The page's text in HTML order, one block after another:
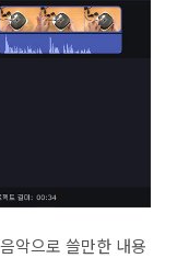
악으로 쓸만한 내용